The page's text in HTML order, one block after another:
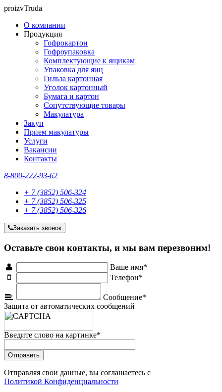
proizvTruda
О компании
Продукция
Гофрокартон
Гофроупаковка
Комплектующие к ящикам
Упаковка для яиц
Гильза картонная
Уголок картонный
Бумага и картон
Сопутствующие товары
Макулатура
Закуп
Прием макулатуры
Услуги
Вакансии
Контакты
8-800-222-93-62
+ 7 (3852) 506-324
+ 7 (3852) 506-325
+ 7 (3852) 506-326
Заказать звонок
Оставьте свои контакты, и мы вам перезвоним!
Ваше имя*
Телефон*
Сообщение*
Защита от автоматических сообщений
Введите слово на картинке*
Отправляя свои данные, вы соглашаетесь с
Политикой Конфиденциальности